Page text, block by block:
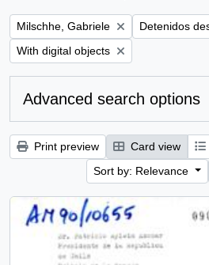
Remove filter:
Milschhe, Gabriele Remove filter:
Detenidos
Remove filter:
With digital objects
Advanced search options
Print preview Card view
Sort by: Relevance